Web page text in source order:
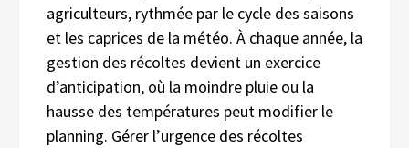
agriculteurs, rythmée par le cycle des saisons
et les caprices de la météo. À chaque année, la
gestion des récoltes devient un exercice
d’anticipation, où la moindre pluie ou la
hausse des températures peut modifier le
planning. Gérer l’urgence des récoltes